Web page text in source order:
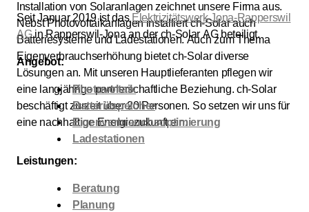
Installation von Solaranlagen zeichnet unsere Firma aus.
Nebst Photovoltaikanlagen installiert ch-Solar auch
Batteriesysteme und Ladestationen. Auch zum Thema
Eigenverbrauchserhöhung bietet ch-Solar diverse
Lösungen an. Mit unseren Hauptlieferanten pflegen wir
eine langjährige partnerschaftliche Beziehung. ch-Solar
beschäftigt zurzeit über 20 Personen. So setzen wir uns für
eine nachhaltige Energiezukunft ein.
Seit Januar 2019 ist das Elektrizitätswerk Jona-Rapperswil
AGin Rapperswil-Jona an der ch-Solar AG beteiligt.
Angebot:
Photovoltaik
Batteriespeicher
Eigenverbrauchsoptimierung
Ladestationen
Leistungen:
Beratung
Planung